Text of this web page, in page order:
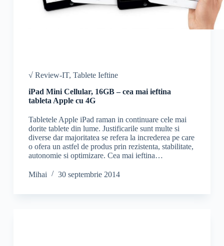
√ Review-IT, Tablete Ieftine
iPad Mini Cellular, 16GB – cea mai ieftina
tableta Apple cu 4G
Tabletele Apple iPad raman in continuare cele mai
dorite tablete din lume. Justificarile sunt multe si
diverse dar majoritatea se refera la increderea pe care
o ofera un astfel de produs prin rezistenta, stabilitate,
autonomie si optimizare. Cea mai ieftina…
Mihai 30 septembrie 2014